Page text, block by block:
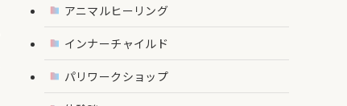
アニマルヒーリング
インナーチャイルド
パリワークショップ